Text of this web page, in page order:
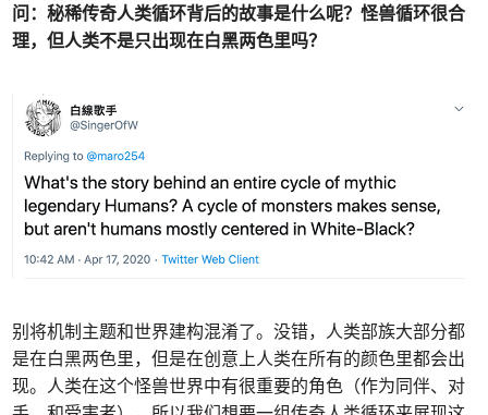
问：秘稀传奇人类循环背后的故事是什么呢？怪兽循环很合
理，但人类不是只出现在白黑两色里吗？
别将机制主题和世界建构混淆了。没错，人类部族大部分都
是在白黑两色里，但是在创意上人类在所有的颜色里都会出
现。人类在这个怪兽世界中有很重要的角色（作为同伴、对